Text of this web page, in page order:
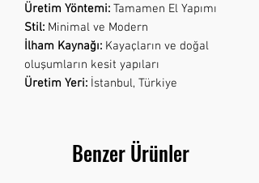
Üretim Yöntemi: Tamamen El Yapımı
Stil: Minimal ve Modern
İlham Kaynağı: Kayaçların ve doğal
oluşumların kesit yapıları
Üretim Yeri: İstanbul, Türkiye
Benzer Ürünler